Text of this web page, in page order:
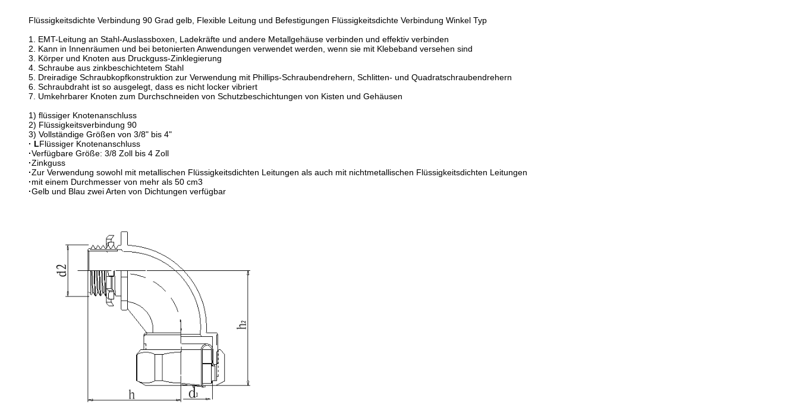
Flüssigkeitsdichte Verbindung 90 Grad gelb, Flexible Leitung und Befestigungen Flüssigkeitsdichte Verbindung Winkel Typ
1. EMT-Leitung an Stahl-Auslassboxen, Ladekräfte und andere Metallgehäuse verbinden und effektiv verbinden
2. Kann in Innenräumen und bei betonierten Anwendungen verwendet werden, wenn sie mit Klebeband versehen sind
3. Körper und Knoten aus Druckguss-Zinklegierung
4. Schraube aus zinkbeschichtetem Stahl
5. Dreiradige Schraubkopfkonstruktion zur Verwendung mit Phillips-Schraubendrehern, Schlitten- und Quadratschraubendrehern
6. Schraubdraht ist so ausgelegt, dass es nicht locker vibriert
7. Umkehrbarer Knoten zum Durchschneiden von Schutzbeschichtungen von Kisten und Gehäusen
1) flüssiger Knotenanschluss
2) Flüssigkeitsverbindung 90
3) Vollständige Größen von 3/8" bis 4"
· LFlüssiger Knotenanschluss
·Verfügbare Größe: 3/8 Zoll bis 4 Zoll
·Zinkguss
·Zur Verwendung sowohl mit metallischen Flüssigkeitsdichten Leitungen als auch mit nichtmetallischen Flüssigkeitsdichten Leitungen
·mit einem Durchmesser von mehr als 50 cm3
·Gelb und Blau zwei Arten von Dichtungen verfügbar